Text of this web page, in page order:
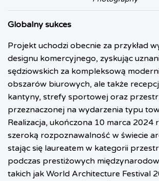
Globalny sukces
Projekt uchodzi obecnie za przykład
designu komercyjnego, zyskując
sędziowskich za kompleksową
obszarów biurowych, ale także
kantyny, strefy sportowej oraz
przeznaczonej na wydarzenia typu
Realizacja, ukończona 10 marca 2024
szeroką rozpoznawalność w świecie
stając się laureatem w kategorii
podczas prestiżowych
takich jak World Architecture Festival